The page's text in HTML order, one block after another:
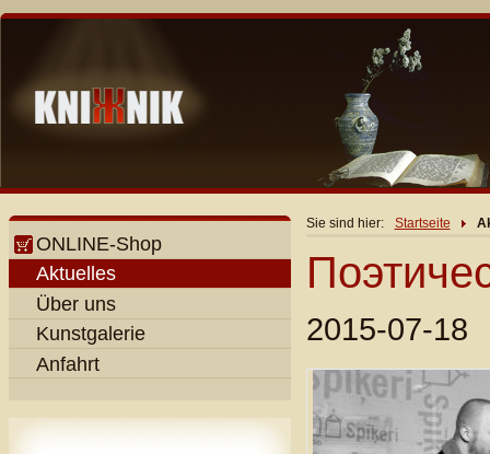
ONLINE-Shop
Aktuelles
Über uns
Kunstgalerie
Anfahrt
Sie sind hier: Startseite
2015-07-18